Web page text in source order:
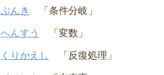
ぶんき 「条件分岐」
へんすう 「変数」
くりかえし 「反復処理」